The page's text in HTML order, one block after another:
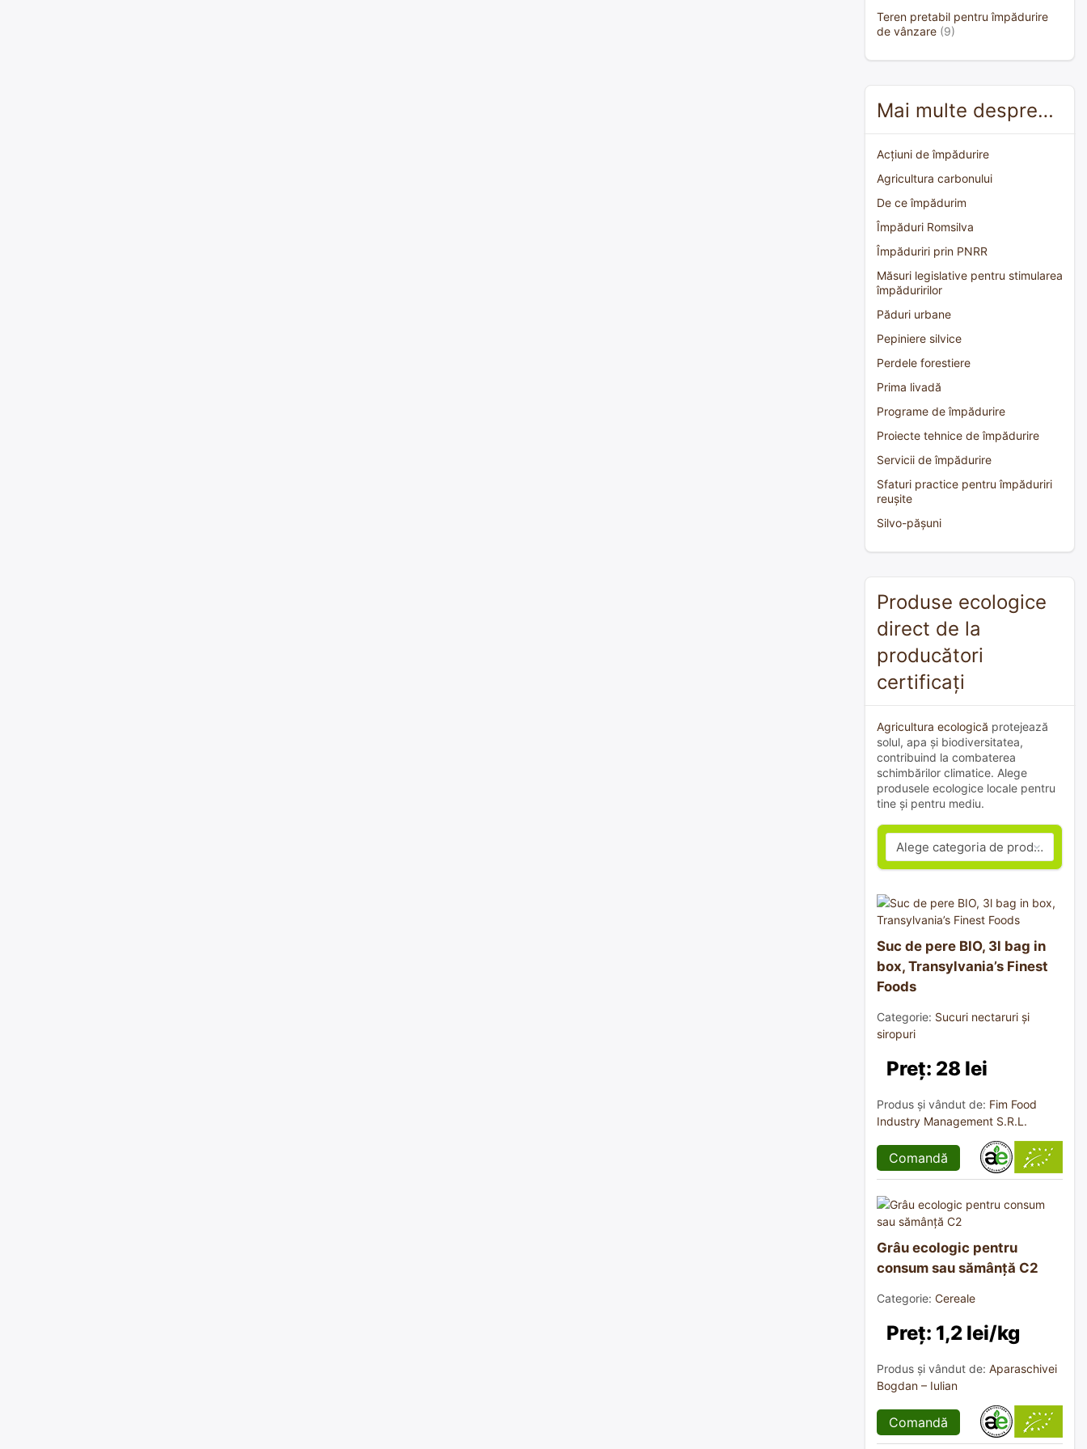
Teren pretabil pentru împădurire
de vânzare (9)
Mai multe despre…
Acțiuni de împădurire
Agricultura carbonului
De ce împădurim
Împăduri Romsilva
Împăduriri prin PNRR
Măsuri legislative pentru stimularea
împăduririlor
Păduri urbane
Pepiniere silvice
Perdele forestiere
Prima livadă
Programe de împădurire
Proiecte tehnice de împădurire
Servicii de împădurire
Sfaturi practice pentru împăduriri
reușite
Silvo-pășuni
Produse ecologice
direct de la
producători
certificați
Agricultura ecologică protejează
solul, apa și biodiversitatea,
contribuind la combaterea
schimbărilor climatice. Alege
produsele ecologice locale pentru
tine și pentru mediu.
Suc de pere BIO, 3l bag in
box, Transylvania’s Finest
Foods
Categorie: Sucuri nectaruri și
siropuri
Preț: 28 lei
Produs și vândut de: Fim Food
Industry Management S.R.L.
Comandă
Grâu ecologic pentru
consum sau sămânță C2
Categorie: Cereale
Preț: 1,2 lei/kg
Produs și vândut de: Aparaschivei
Bogdan – Iulian
Comandă